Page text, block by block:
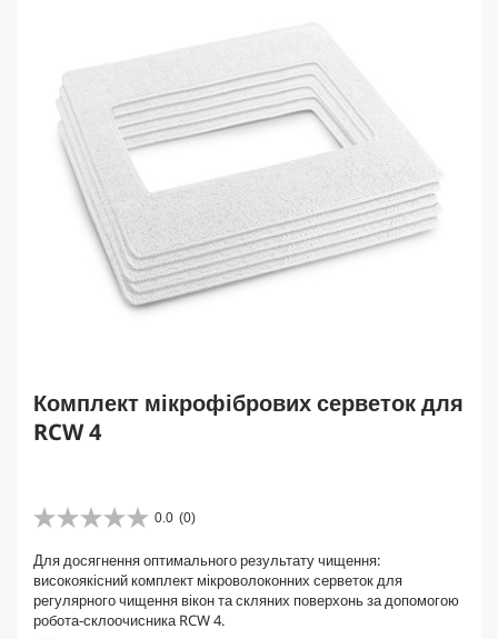
Комплект мікрофібрових серветок для
RCW 4
0.0 (0)
0
0
з
5
з
Для досягнення оптимального результату чищення:
високоякісний комплект мікроволоконних серветок для
регулярного чищення вікон та скляних поверхонь за допомогою
робота-склоочисника RCW 4.